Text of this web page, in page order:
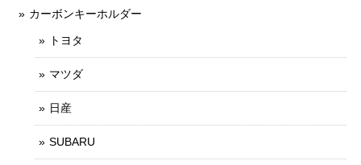
カーボンキーホルダー
トヨタ
マツダ
日産
SUBARU